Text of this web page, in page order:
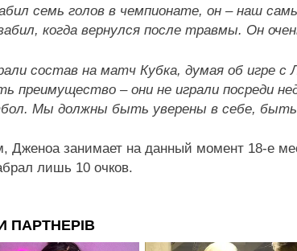
семь голов в чемпионате, он – наш
когда вернулся после травмы. Он
состав на матч Кубка, думая об игре с
преимущество – они не играли посреди
Мы должны быть уверены в себе, быть
Дженоа занимает на данный момент 18-е
лишь 10 очков.